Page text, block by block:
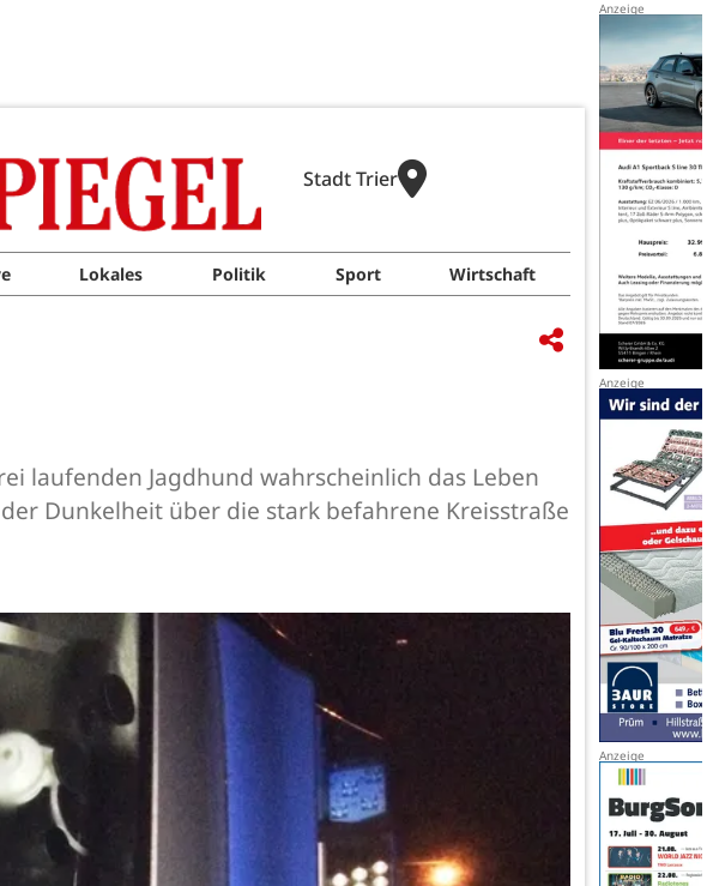
Stadt Trier
Lokales Politik Sport Wirtschaft
laufenden Jagdhund wahrscheinlich das Leben
Dunkelheit über die stark befahrene Kreisstraße